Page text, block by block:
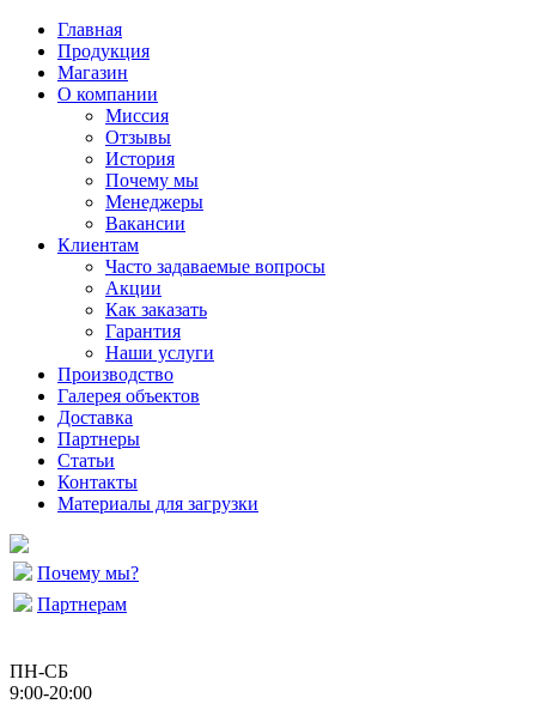
Главная
Продукция
Магазин
О компании
Миссия
Отзывы
История
Почему мы
Менеджеры
Вакансии
Клиентам
Часто задаваемые вопросы
Акции
Как заказать
Гарантия
Наши услуги
Производство
Галерея объектов
Доставка
Партнеры
Статьи
Контакты
Материалы для загрузки
Почему мы?
Партнерам
ПН-СБ
9:00-20:00